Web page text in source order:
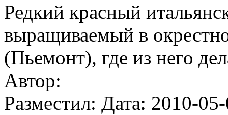
Редкий красный
выращиваемый в
(Пьемонт), где из него
Автор:
Разместил: Дата: 2010-